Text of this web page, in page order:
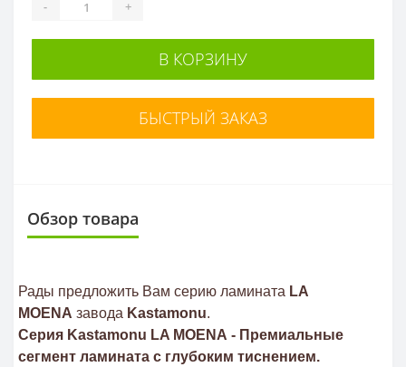
- +
В КОРЗИНУ
БЫСТРЫЙ ЗАКАЗ
Обзор товара
Рады предложить Вам серию ламината LA
MOENA завода Kastamonu.
Серия Kastamonu LA MOENA - Премиальные
сегмент ламината с глубоким тиснением.